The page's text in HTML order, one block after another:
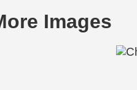
Images